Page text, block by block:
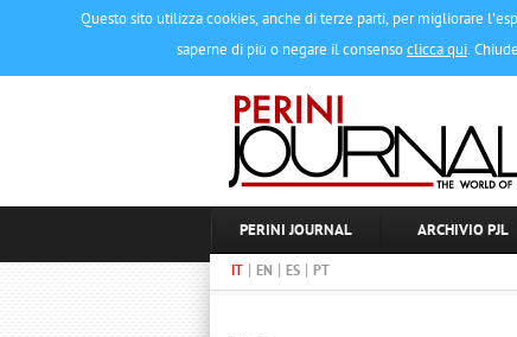
Questo sito utilizza cookies, anche di terze parti, per migliorare
saperne di più o negare il consensoclicca qui.
PERINI JOURNAL ARCHIVIO PJL
IT | EN | ES | PT